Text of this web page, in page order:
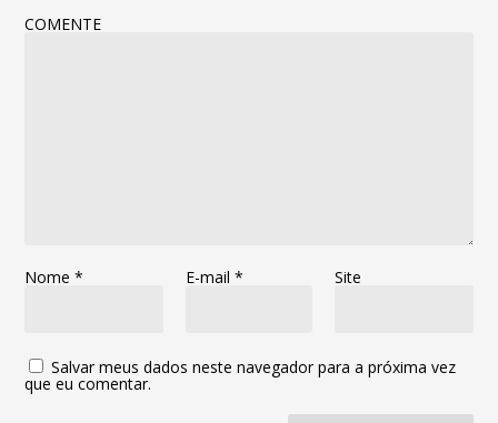
COMENTE
Nome* E-mail * Site
Salvar meus dados neste navegador para a próxima vez
que eu comentar.